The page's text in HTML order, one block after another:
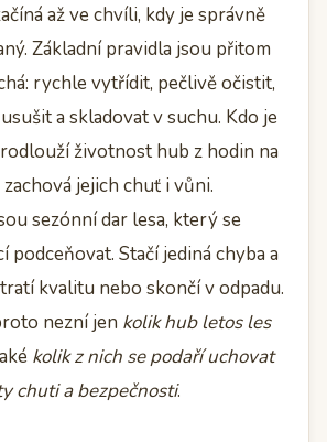
až ve chvíli, kdy je správně
Základní pravidla jsou přitom
rychle vytřídit, pečlivě očistit,
a skladovat v suchu. Kdo je
životnost hub z hodin na
zachová jejich chuť i vůni.
sezónní dar lesa, který se
podceňovat. Stačí jediná chyba a
kvalitu nebo skončí v odpadu.
nezní jen kolik hub letos les
kolik z nich se podaří uchovat
chuti a bezpečnosti.